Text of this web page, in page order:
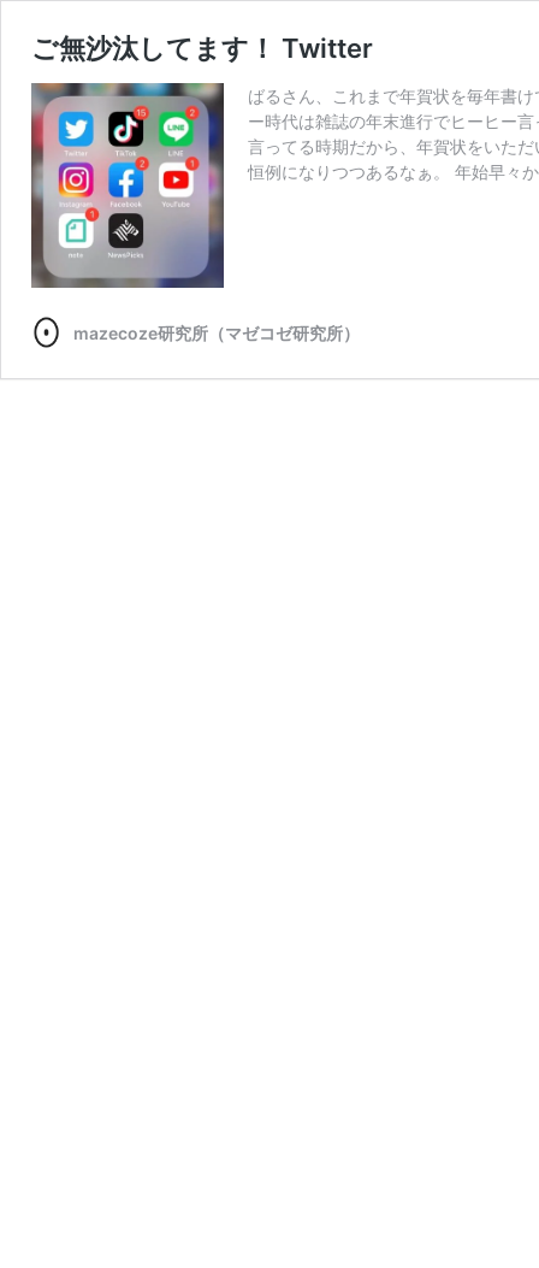
ご無沙汰してます！ Twitter
ばるさん、これまで年賀状を毎年書
ー時代は雑誌の年末進行でヒーヒー
言ってる時期だから、年賀状をいた
恒例になりつつあるなぁ。 年始早々
mazecoze研究所（マゼコゼ研究所）